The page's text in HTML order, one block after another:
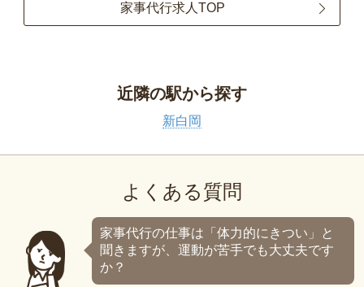
家事代行求人TOP
近隣の駅から探す
新白岡
よくある質問
家事代行の仕事は「体力的にきつい」と
聞きますが、運動が苦手でも大丈夫です
か？